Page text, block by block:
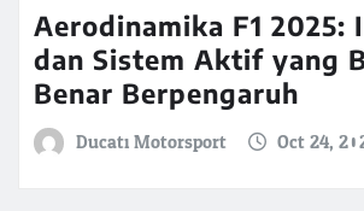
Aerodinamika F1 2025:
dan Sistem Aktif yang
Benar Berpengaruh
Ducati Motorsport Oct 24,